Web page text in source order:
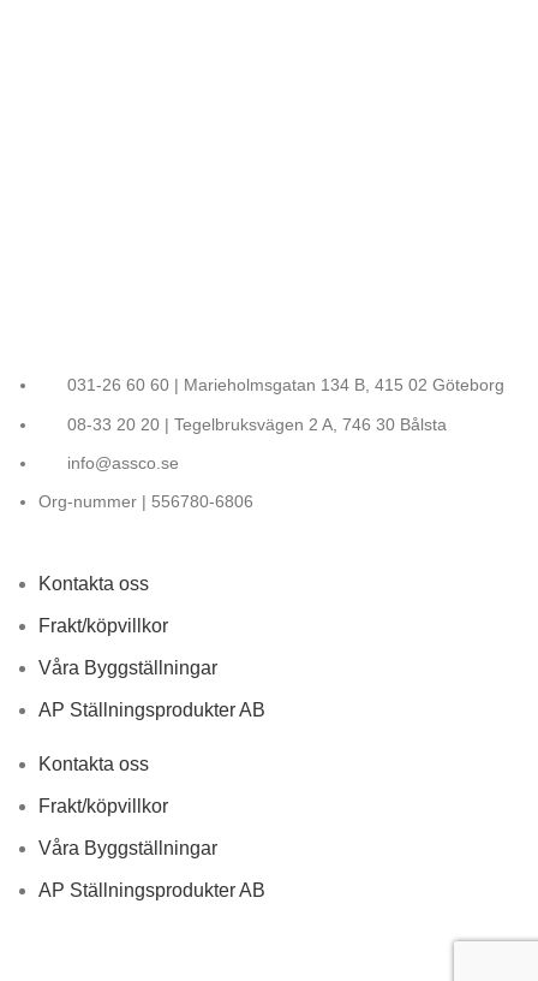
031-26 60 60 | Marieholmsgatan 134 B, 415 02 Göteborg
08-33 20 20 | Tegelbruksvägen 2 A, 746 30 Bålsta
info@assco.se
Org-nummer | 556780-6806
Kontakta oss
Frakt/köpvillkor
Våra Byggställningar
AP Ställningsprodukter AB
Kontakta oss
Frakt/köpvillkor
Våra Byggställningar
AP Ställningsprodukter AB